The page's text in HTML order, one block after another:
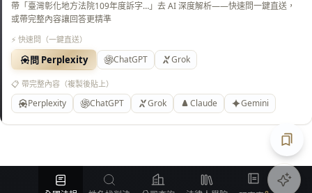
帶「臺灣彰化地方法院109年度訴字…」去 AI 深度解析——快速問一鍵直送，
或帶完整內容讓回答更精準
⚡ 快速問（一鍵直送）
問 Perplexity ChatGPT Grok
📋 帶完整內容（複製後貼上）
Perplexity ChatGPT Grok Claude Gemini
匯